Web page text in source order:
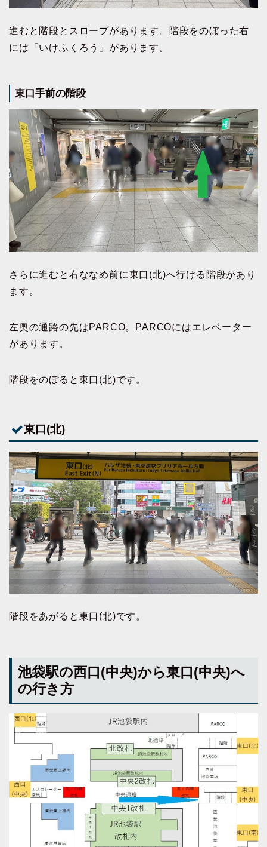
進むと階段とスロープがあります。階段をのぼった右
には「いけふくろう」があります。
東口手前の階段
さらに進むと右ななめ前に東口(北)へ行ける階段があり
ます。
左奥の通路の先はPARCO。PARCOにはエレベーター
があります。
階段をのぼると東口(北)です。
東口(北)
階段をあがると東口(北)です。
池袋駅の西口(中央)から東口(中央)へ
の行き方